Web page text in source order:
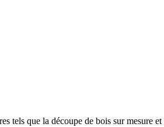
tels que la découpe de bois sur mesure et